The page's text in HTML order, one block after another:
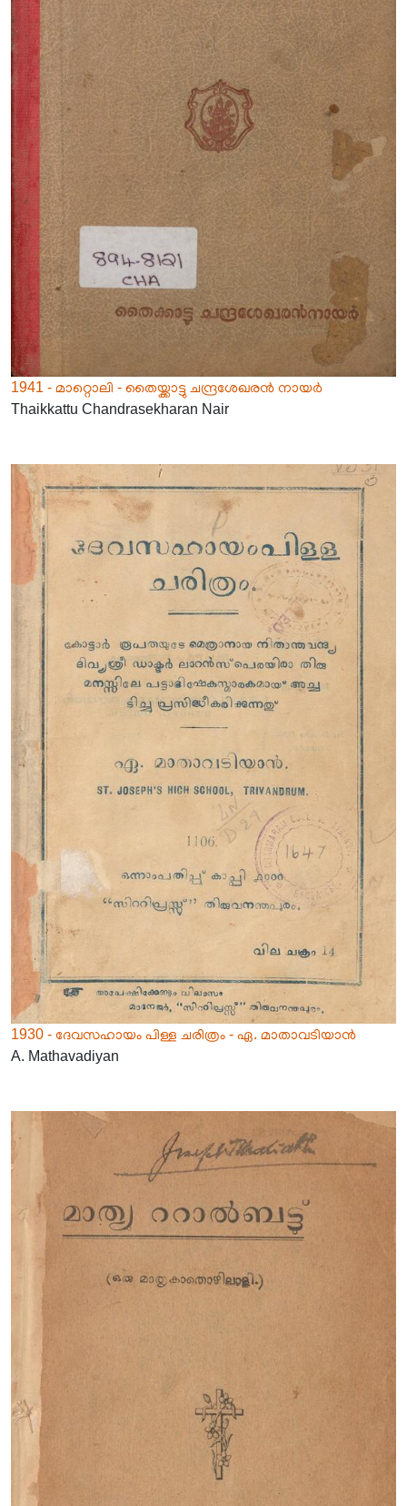
1941 - മാറ്റൊലി - തൈയ്ക്കാട്ടു ചന്ദ്രശേഖരൻ നായർ
Thaikkattu Chandrasekharan Nair
1930 - ദേവസഹായം പിള്ള ചരിത്രം - ഏ. മാതാവടിയാൻ
A. Mathavadiyan